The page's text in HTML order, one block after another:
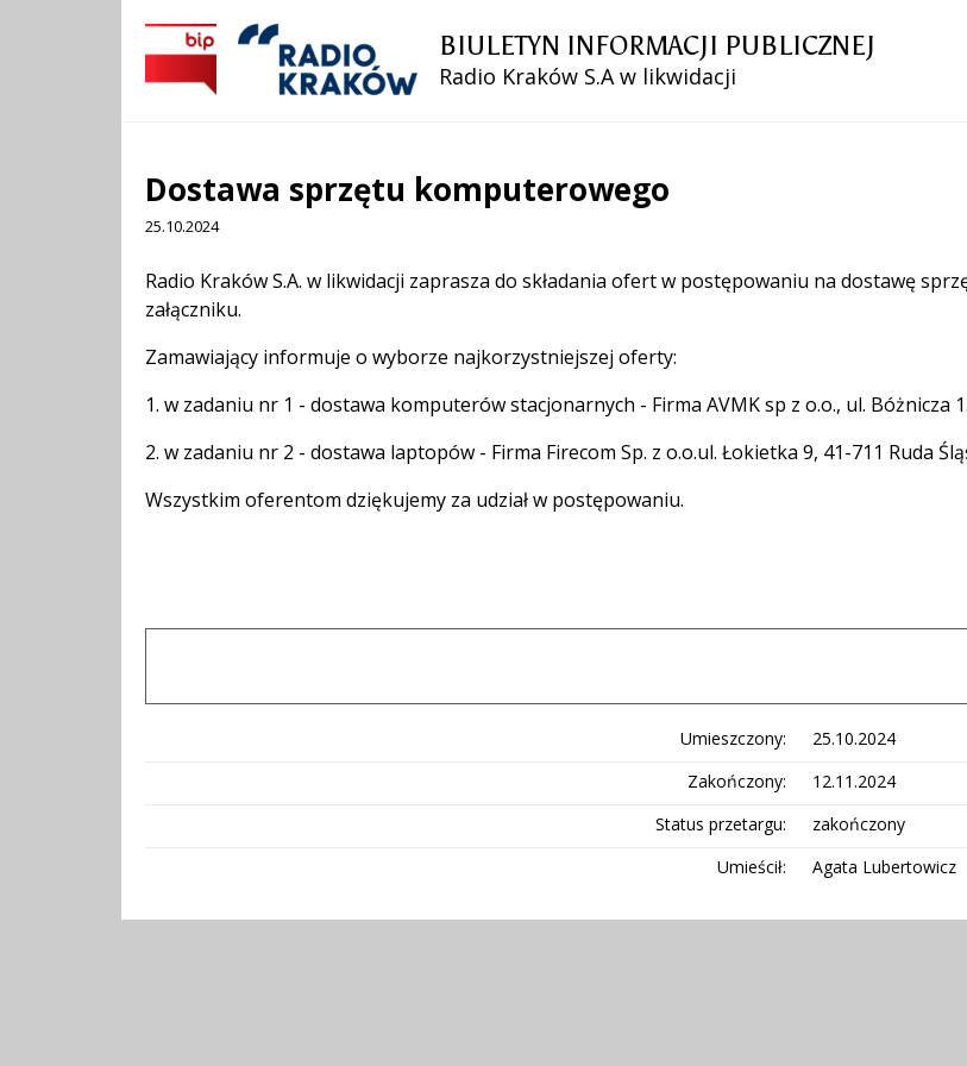
BIULETYN INFORMACJI PUBLICZNEJ
Radio Kraków S.A w likwidacji
Dostawa sprzętu komputerowego
25.10.2024
Treść
Radio Kraków S.A. w likwidacji zaprasza do składania ofert w postępowaniu na dostawę
załączniku.
Zamawiający informuje o wyborze najkorzystniejszej oferty:
1. w zadaniu nr 1 - dostawa komputerów stacjonarnych - Firma AVMK sp z o.o., ul. Bóżnicza
2. w zadaniu nr 2 - dostawa laptopów - Firma Firecom Sp. z o.o.ul. Łokietka 9, 41-711 Ruda
Wszystkim oferentom dziękujemy za udział w postępowaniu.
Umieszczony
25.10.2024
Zakończony
12.11.2024
Status przetargu
zakończony
Umieścił
Agata Lubertowicz